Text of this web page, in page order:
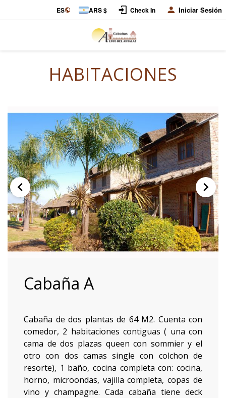
ES ARS $ Check In Iniciar Sesión
HABITACIONES
Cabaña A
Cabaña de dos plantas de 64 M2. Cuenta con
comedor, 2 habitaciones contiguas ( una con
cama de dos plazas queen con sommier y el
otro con dos camas single con colchon de
resorte), 1 baño, cocina completa con: cocina,
horno, microondas, vajilla completa, copas de
vino y champagne. Cada cabaña tiene deck